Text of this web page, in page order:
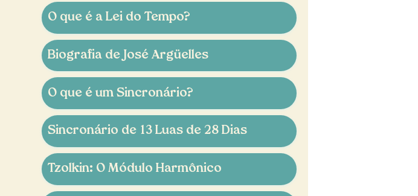
O que é a Lei do Tempo?
Biografia de José Argüelles
O que é um Sincronário?
Sincronário de 13 Luas de 28 Dias
Tzolkin: O Módulo Harmônico